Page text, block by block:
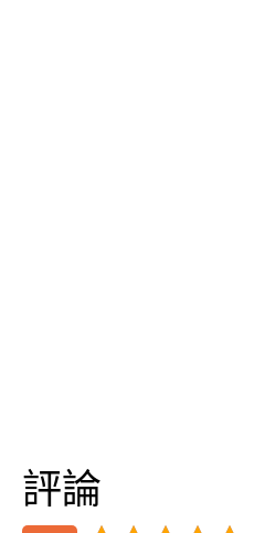
評論